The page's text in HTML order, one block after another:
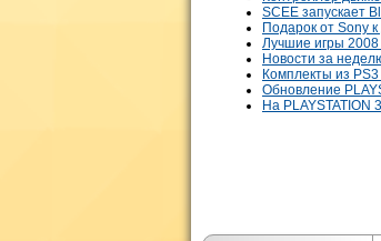
SCEE запускает
Подарок от Sony
Лучшие игры 2008
Новости за
Комплекты из
Обновление
На PLAYSTATION